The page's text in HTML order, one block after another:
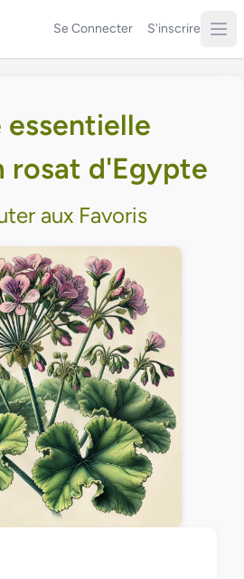
Se Connecter S'inscrire
essentielle
rosat d'Egypte
aux Favoris